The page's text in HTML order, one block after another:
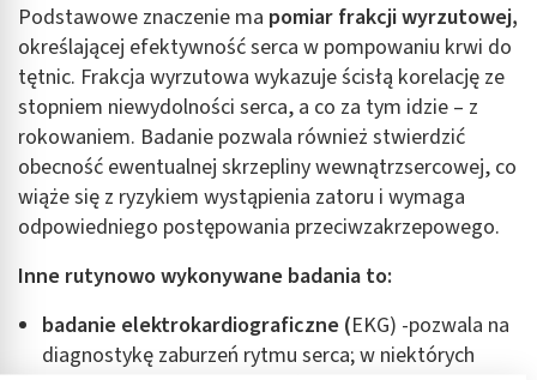
Podstawowe znaczenie ma pomiar frakcji wyrzutowej,
określającej efektywność serca w pompowaniu krwi do
tętnic. Frakcja wyrzutowa wykazuje ścisłą korelację ze
stopniem niewydolności serca, a co za tym idzie – z
rokowaniem. Badanie pozwala również stwierdzić
obecność ewentualnej skrzepliny wewnątrzsercowej, co
wiąże się z ryzykiem wystąpienia zatoru i wymaga
odpowiedniego postępowania przeciwzakrzepowego.
Inne rutynowo wykonywane badania to:
badanie elektrokardiograficzne (EKG) -pozwala na
diagnostykę zaburzeń rytmu serca; w niektórych